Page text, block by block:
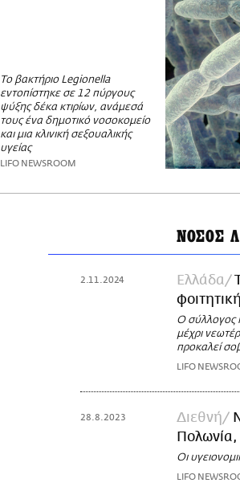
Το βακτήριο Legionella
εντοπίστηκε σε 12 πύργους
ψύξης δέκα κτιρίων, ανάμεσά
τους ένα δημοτικό νοσοκομείο
και μια κλινική σεξουαλικής
υγείας
LIFO NEWSROOM
ΝΟΣΟΣ
2.11.2024 Ελλάδα
Ο σύλλογος
μέχρι
προκαλεί
LIFO
28.8.2023 Διεθνή
Πολωνία,
Οι
LIFO